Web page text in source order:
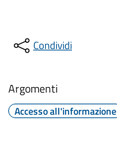
Condividi
Argomenti
Accesso all'informazione